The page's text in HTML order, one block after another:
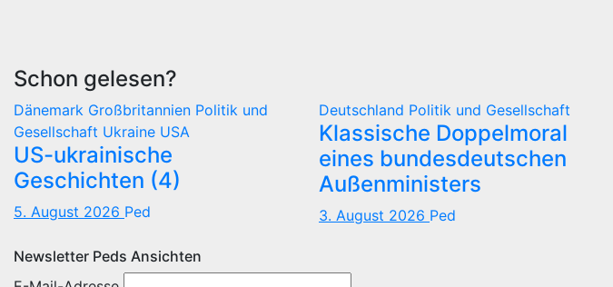
Schon gelesen?
Dänemark Großbritannien Politik und
Gesellschaft Ukraine USA
US-ukrainische
Geschichten (4)
5. August 2026 Ped
Deutschland Politik und Gesellschaft
Klassische Doppelmoral
eines bundesdeutschen
Außenministers
3. August 2026 Ped
Newsletter Peds Ansichten